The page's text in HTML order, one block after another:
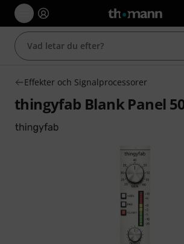
Effekter och Signalprocessorer
thingyfab Blank Panel